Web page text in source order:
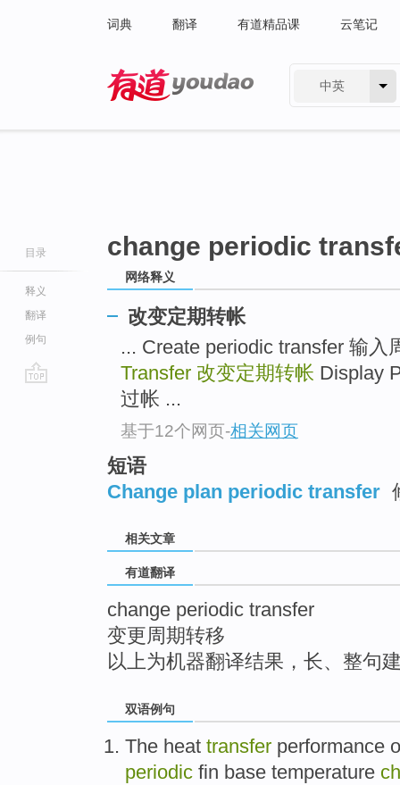
词典 翻译 有道精品课 云笔记
中英
目录
释义
翻译
例句
change periodic
网络释义
改变定期转帐
... Create periodic transfer 输入
Transfer 改变定期转帐 Display
过帐 ...
基于12个网页-相关网页
短语
Change plan periodic transfer
相关文章
有道翻译
change periodic transfer
变更周期转移
以上为机器翻译结果，长、整句
双语例句
The heat transfer performance
periodic fin base temperature